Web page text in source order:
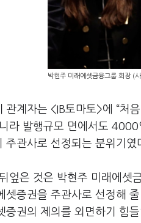
박현주 미래에셋금융그룹 회장 (
관계자는 <IB토마토>에 “처
라 발행규모 면에서도
주관사로 선정되는 분위기였
엎은 것은 박현주 미래에셋
셋증권을 주관사로 선정해
증권의 제의를 외면하기 힘